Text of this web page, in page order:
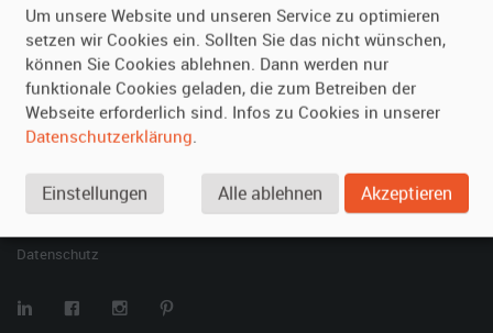
Fragen für Vermieter
Inserat verwalten
Kontakt
SPECIAL
Berühmte Filmautos –
Datenschutz
Um unsere Website und unseren Service zu optimieren
setzen wir Cookies ein. Sollten Sie das nicht wünschen,
können Sie Cookies ablehnen. Dann werden nur
funktionale Cookies geladen, die zum Betreiben der
Webseite erforderlich sind. Infos zu Cookies in unserer
Datenschutzerklärung.
Einstellungen Alle ablehnen Akzeptieren